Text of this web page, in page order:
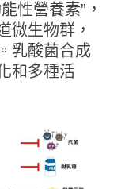
性營養素”，
微生物群，
乳酸菌合成
和多種活